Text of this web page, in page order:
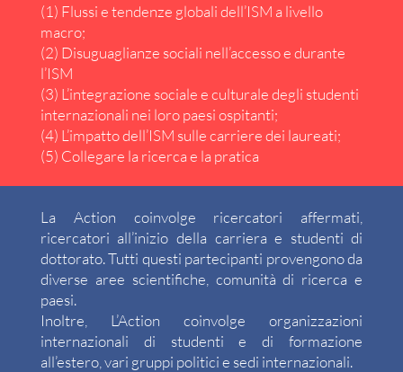
(1) Flussi e tendenze globali dell’ISM a livello
macro;
(2) Disuguaglianze sociali nell’accesso e durante
l’ISM
(3) L’integrazione sociale e culturale degli studenti
internazionali nei loro paesi ospitanti;
(4) L’impatto dell’ISM sulle carriere dei laureati;
(5) Collegare la ricerca e la pratica
La Action coinvolge ricercatori affermati,
ricercatori all’inizio della carriera e studenti di
dottorato. Tutti questi partecipanti provengono da
diverse aree scientifiche, comunità di ricerca e
paesi.
Inoltre, L’Action coinvolge organizzazioni
internazionali di studenti e di formazione
all’estero, vari gruppi politici e sedi internazionali.